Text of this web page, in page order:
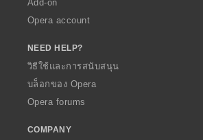
Add-on
Opera account
NEED HELP?
วิธีใช้และการสนับสนุน
บล็อกของ Opera
Opera forums
COMPANY